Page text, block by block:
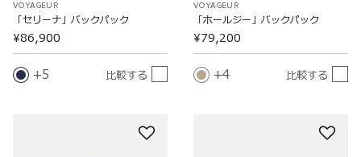
VOYAGEUR
「セリーナ」バックパック
¥86,900
5 比較する
VOYAGEUR
「ホールジー」バックパック
¥79,200
4 比較する